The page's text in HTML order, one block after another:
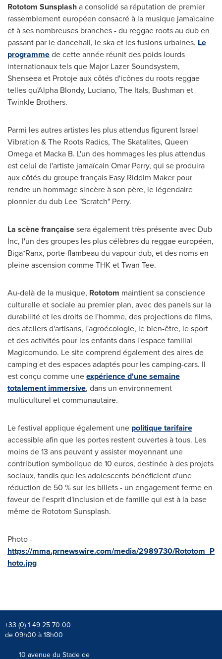
Rototom Sunsplasha consolidé sa réputation de premier
rassemblement européen consacré à la musique jamaïcaine
et à ses nombreuses branches - du reggae roots au dub en
passant par le dancehall, le ska et les fusions urbaines. Le
programmede cette année réunit des poids lourds
internationaux tels que Major Lazer Soundsystem,
Shenseea et Protoje aux côtés d'icônes du roots reggae
telles qu'Alpha Blondy, Luciano, The Itals, Bushman et
Twinkle Brothers.
Parmi les autres artistes les plus attendus figurent Israel
Vibration & The Roots Radics, The Skatalites, Queen
Omega et Macka B. L'un des hommages les plus attendus
est celui de l'artiste jamaïcain Omar Perry, qui se produira
aux côtés du groupe français Easy Riddim Maker pour
rendre un hommage sincère à son père, le légendaire
pionnier du dub Lee "Scratch" Perry.
La scène françaisesera également très présente avec Dub
Inc, l'un des groupes les plus célèbres du reggae européen,
Biga*Ranx, porte-flambeau du vapour-dub, et des noms en
pleine ascension comme THK et Twan Tee.
Au-delà de la musique, Rototom maintient sa conscience
culturelle et sociale au premier plan, avec des panels sur la
durabilité et les droits de l'homme, des projections de films,
des ateliers d'artisans, l'agroécologie, le bien-être, le sport
et des activités pour les enfants dans l'espace familial
Magicomundo. Le site comprend également des aires de
camping et des espaces adaptés pour les camping-cars. Il
est conçu comme uneexpérience d'une semaine
totalement immersive, dans un environnement
multiculturel et communautaire.
Le festival applique également une politique tarifaire
accessible afin que les portes restent ouvertes à tous. Les
moins de 13 ans peuvent y assister moyennant une
contribution symbolique de 10 euros, destinée à des projets
sociaux, tandis que les adolescents bénéficient d'une
réduction de 50 % sur les billets - un engagement ferme en
faveur de l'esprit d'inclusion et de famille qui est à la base
même de Rototom Sunsplash.
Photo -
https://mma.prnewswire.com/media/2989730/Rototom_P
hoto.jpg
+33 (0) 1 49 25 70 00
de 09h00 à 18h00
10 avenue du Stade de